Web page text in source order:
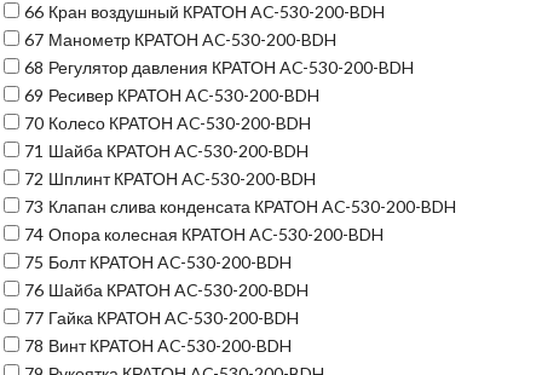
66 Кран воздушный КРАТОН AC-530-200-BDH
67 Манометр КРАТОН AC-530-200-BDH
68 Регулятор давления КРАТОН AC-530-200-BDH
69 Ресивер КРАТОН AC-530-200-BDH
70 Колесо КРАТОН AC-530-200-BDH
71 Шайба КРАТОН AC-530-200-BDH
72 Шплинт КРАТОН AC-530-200-BDH
73 Клапан слива конденсата КРАТОН AC-530-200-BDH
74 Опора колесная КРАТОН AC-530-200-BDH
75 Болт КРАТОН AC-530-200-BDH
76 Шайба КРАТОН AC-530-200-BDH
77 Гайка КРАТОН AC-530-200-BDH
78 Винт КРАТОН AC-530-200-BDH